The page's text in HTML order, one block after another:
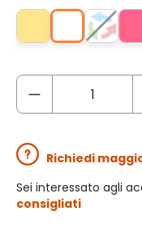
Richiedi
Sei interessato agli
consigliati